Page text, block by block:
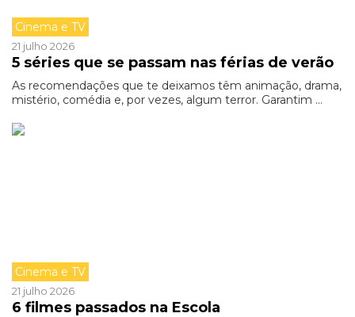
Cinema e TV
21 julho 2026
5 séries que se passam nas férias de verão
As recomendações que te deixamos têm animação, drama,
mistério, comédia e, por vezes, algum terror. Garantim ...
Cinema e TV
21 julho 2026
6 filmes passados na Escola